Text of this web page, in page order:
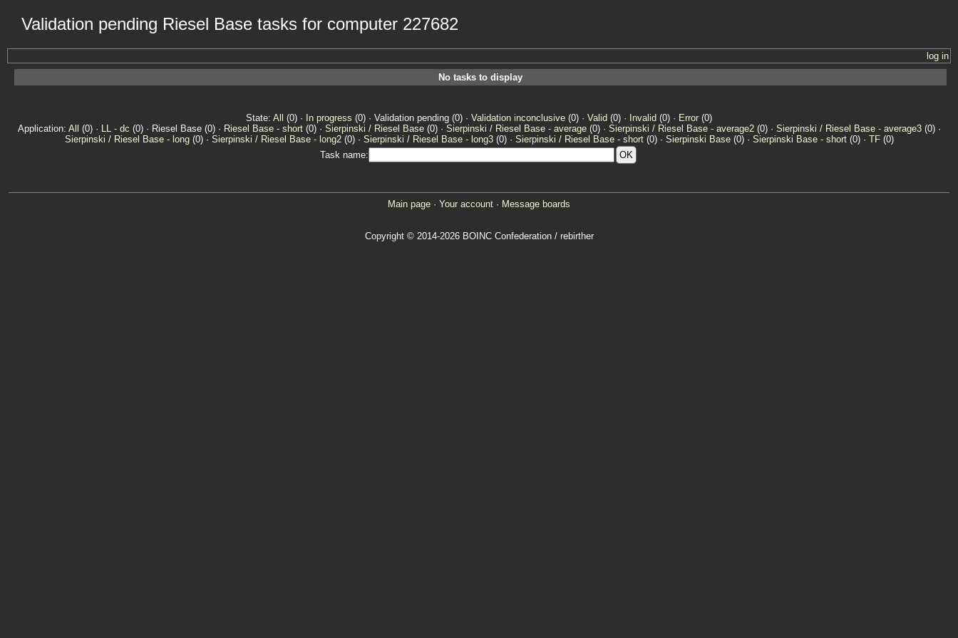
Validation pending Riesel Base tasks for computer 227682
log in
No tasks to display
State: All (0) · In progress (0) · Validation pending (0) · Validation inconclusive (0) · Valid (0) · Invalid (0) · Error (0)
Application: All (0) · LL - dc (0) · Riesel Base (0) · Riesel Base - short(0) · Sierpinski / Riesel Base(0) · Sierpinski / Riesel Base - average(0) · Sierpinski / Riesel Base - average2(0) · Sierpinski / Riesel Base - average3(0) ·
Sierpinski / Riesel Base - long(0) · Sierpinski / Riesel Base - long2(0) · Sierpinski / Riesel Base - long3(0) · Sierpinski / Riesel Base - short(0) · Sierpinski Base(0) · Sierpinski Base - short(0) · TF(0)
Task name:
Main page · Your account · Message boards
Copyright © 2014-2026 BOINC Confederation / rebirther